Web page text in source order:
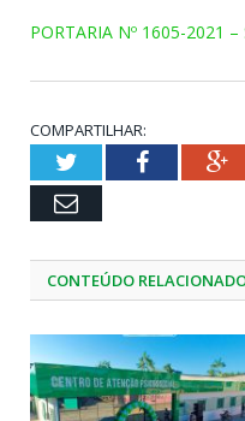
PORTARIA Nº 1605-2021
COMPARTILHAR:
TwitterFacebook
Email
CONTEÚDO